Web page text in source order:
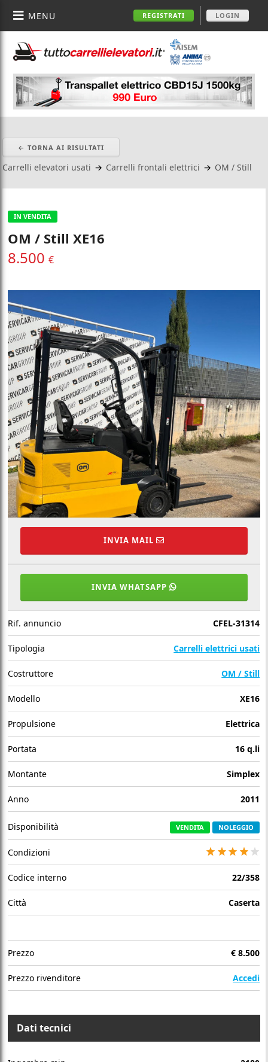
REGISTRATI LOGIN
MENU
← TORNA AI RISULTATI
Carrelli elevatori usati → Carrelli frontali elettrici → OM / Still
IN VENDITA
OM / Still XE16
8.500€
INVIA MAIL
INVIA WHATSAPP
Rif. annuncio CFEL-31314
Tipologia Carrelli elettrici usati
Costruttore OM / Still
Modello XE16
Propulsione Elettrica
Portata 16 q.li
Montante Simplex
Anno 2011
Disponibilità VENDITA NOLEGGIO
Condizioni
Codice interno 22/358
Città Caserta
Prezzo € 8.500
Prezzo rivenditore Accedi
Dati tecnici